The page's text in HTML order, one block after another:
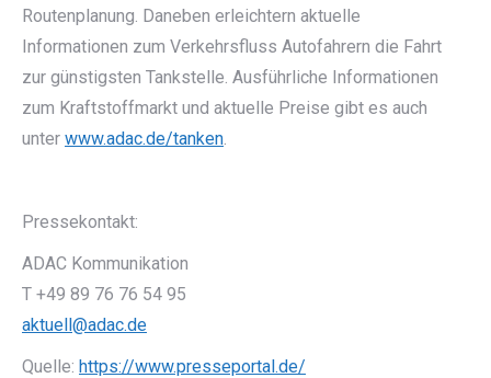
Routenplanung. Daneben erleichtern aktuelle
Informationen zum Verkehrsfluss Autofahrern die Fahrt
zur günstigsten Tankstelle. Ausführliche Informationen
zum Kraftstoffmarkt und aktuelle Preise gibt es auch
unter www.adac.de/tanken.
Pressekontakt:
ADAC Kommunikation
T +49 89 76 76 54 95
aktuell@adac.de
Quelle: https://www.presseportal.de/